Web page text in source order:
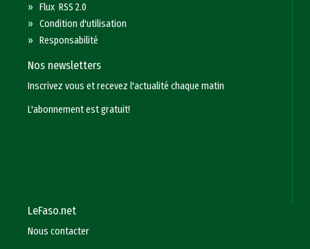
»Flux RSS 2.0
»Condition d'utilisation
»Responsabilité
Nos newsletters
Inscrivez vous et recevez l'actualité chaque matin
L'abonnement est gratuit!
LeFaso.net
Nous contacter